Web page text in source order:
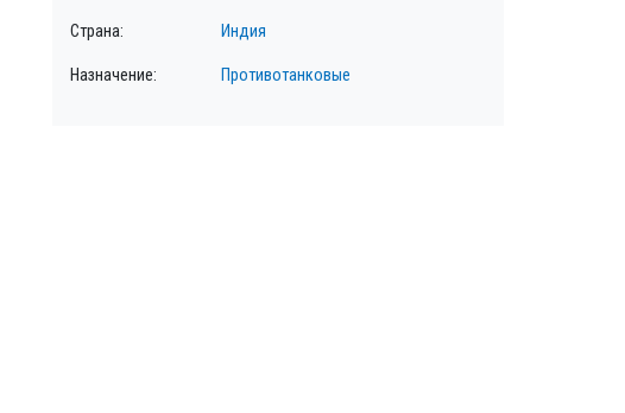
Страна: Индия
Назначение: Противотанковые